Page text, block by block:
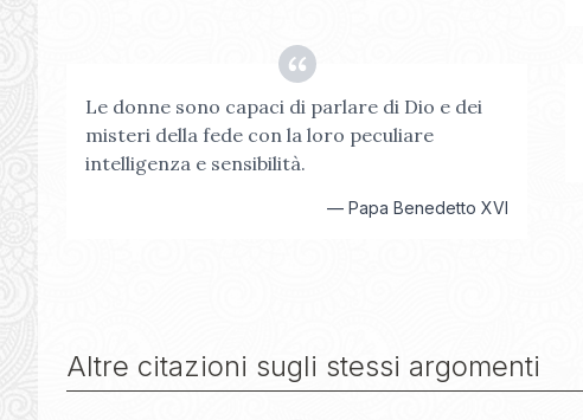
Le donne sono capaci di parlare di Dio e dei
misteri della fede con la loro peculiare
intelligenza e sensibilità.
—Papa Benedetto XVI
Altre citazioni sugli stessi argomenti